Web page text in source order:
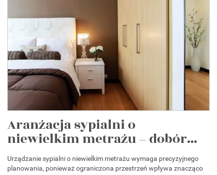
Aranżacja sypialni o
niewielkim metrażu – dobór...
Urządzanie sypialni o niewielkim metrażu wymaga precyzyjnego
planowania, ponieważ ograniczona przestrzeń wpływa znacząco